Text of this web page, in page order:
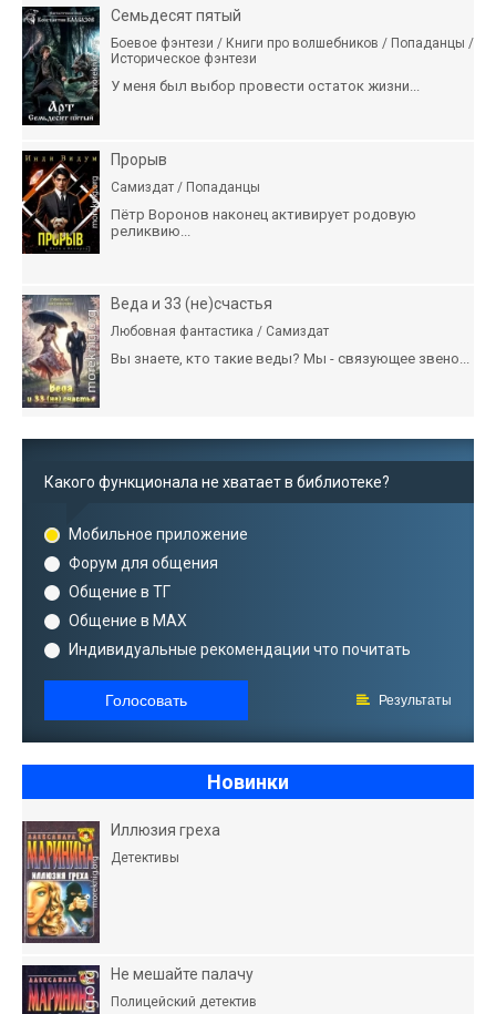
Семьдесят пятый
Боевое фэнтези / Книги про волшебников / Попаданцы /
Историческое фэнтези
У меня был выбор провести остаток жизни...
Прорыв
Самиздат / Попаданцы
Пётр Воронов наконец активирует родовую
реликвию...
Веда и 33 (не)счастья
Любовная фантастика / Самиздат
Вы знаете, кто такие веды? Мы - связующее звено...
Какого функционала не хватает в библиотеке?
Мобильное приложение
Форум для общения
Общение в ТГ
Общение в MAX
Индивидуальные рекомендации что почитать
Голосовать Результаты
Новинки
Иллюзия греха
Детективы
Не мешайте палачу
Полицейский детектив